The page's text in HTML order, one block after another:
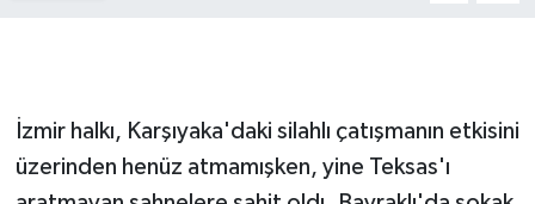
İzmir halkı, Karşıyaka'daki silahlı çatışmanın etkisini
üzerinden henüz atmamışken, yine Teksas'ı